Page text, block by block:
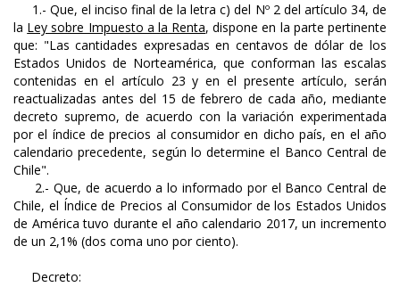
1.- Que, el inciso final de la letra c) del Nº 2 del artículo 34, de
la Ley sobre Impuesto a la Renta, dispone en la parte pertinente
que: "Las cantidades expresadas en centavos de dólar de los
Estados Unidos de Norteamérica, que conforman las escalas
contenidas en el artículo 23 y en el presente artículo, serán
reactualizadas antes del 15 de febrero de cada año, mediante
decreto supremo, de acuerdo con la variación experimentada
por el índice de precios al consumidor en dicho país, en el año
calendario precedente, según lo determine el Banco Central de
Chile".
2.- Que, de acuerdo a lo informado por el Banco Central de
Chile, el Índice de Precios al Consumidor de los Estados Unidos
de América tuvo durante el año calendario 2017, un incremento
de un 2,1% (dos coma uno por ciento).
Decreto: